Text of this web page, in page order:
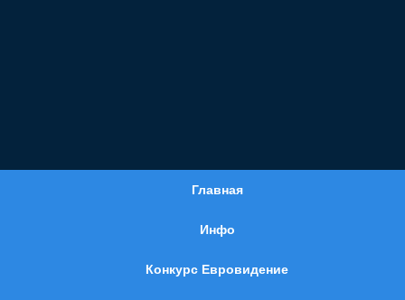
Главная
Инфо
Конкурс Евровидение